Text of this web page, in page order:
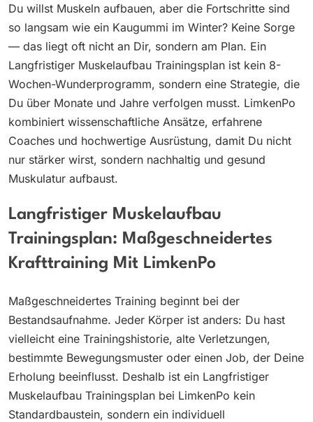
Du willst Muskeln aufbauen, aber die Fortschritte sind
so langsam wie ein Kaugummi im Winter? Keine Sorge
— das liegt oft nicht an Dir, sondern am Plan. Ein
Langfristiger Muskelaufbau Trainingsplan ist kein 8-
Wochen-Wunderprogramm, sondern eine Strategie, die
Du über Monate und Jahre verfolgen musst. LimkenPo
kombiniert wissenschaftliche Ansätze, erfahrene
Coaches und hochwertige Ausrüstung, damit Du nicht
nur stärker wirst, sondern nachhaltig und gesund
Muskulatur aufbaust.
Langfristiger Muskelaufbau
Trainingsplan: Maßgeschneidertes
Krafttraining Mit LimkenPo
Maßgeschneidertes Training beginnt bei der
Bestandsaufnahme. Jeder Körper ist anders: Du hast
vielleicht eine Trainingshistorie, alte Verletzungen,
bestimmte Bewegungsmuster oder einen Job, der Deine
Erholung beeinflusst. Deshalb ist ein Langfristiger
Muskelaufbau Trainingsplan bei LimkenPo kein
Standardbaustein, sondern ein individuell